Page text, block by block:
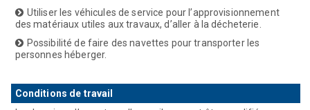
Utiliser les véhicules de service pour l’approvisionnement
des matériaux utiles aux travaux, d’aller à la décheterie.
Possibilité de faire des navettes pour transporter les
personnes héberger.
Conditions de travail